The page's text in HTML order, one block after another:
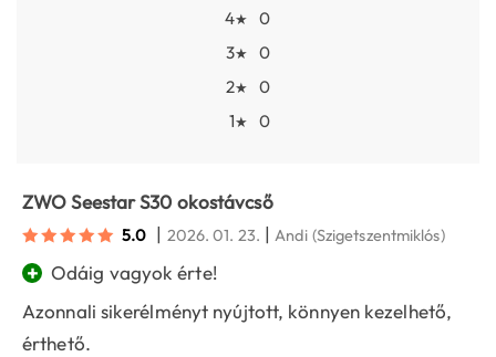
4★
0
3★
0
2★
0
1★ 0
ZWO Seestar S30 okostávcső
5.0 | 2026. 01. 23. |Andi (Szigetszentmiklós)
+ Odáig vagyok érte!
Azonnali sikerélményt nyújtott, könnyen kezelhető,
érthető.